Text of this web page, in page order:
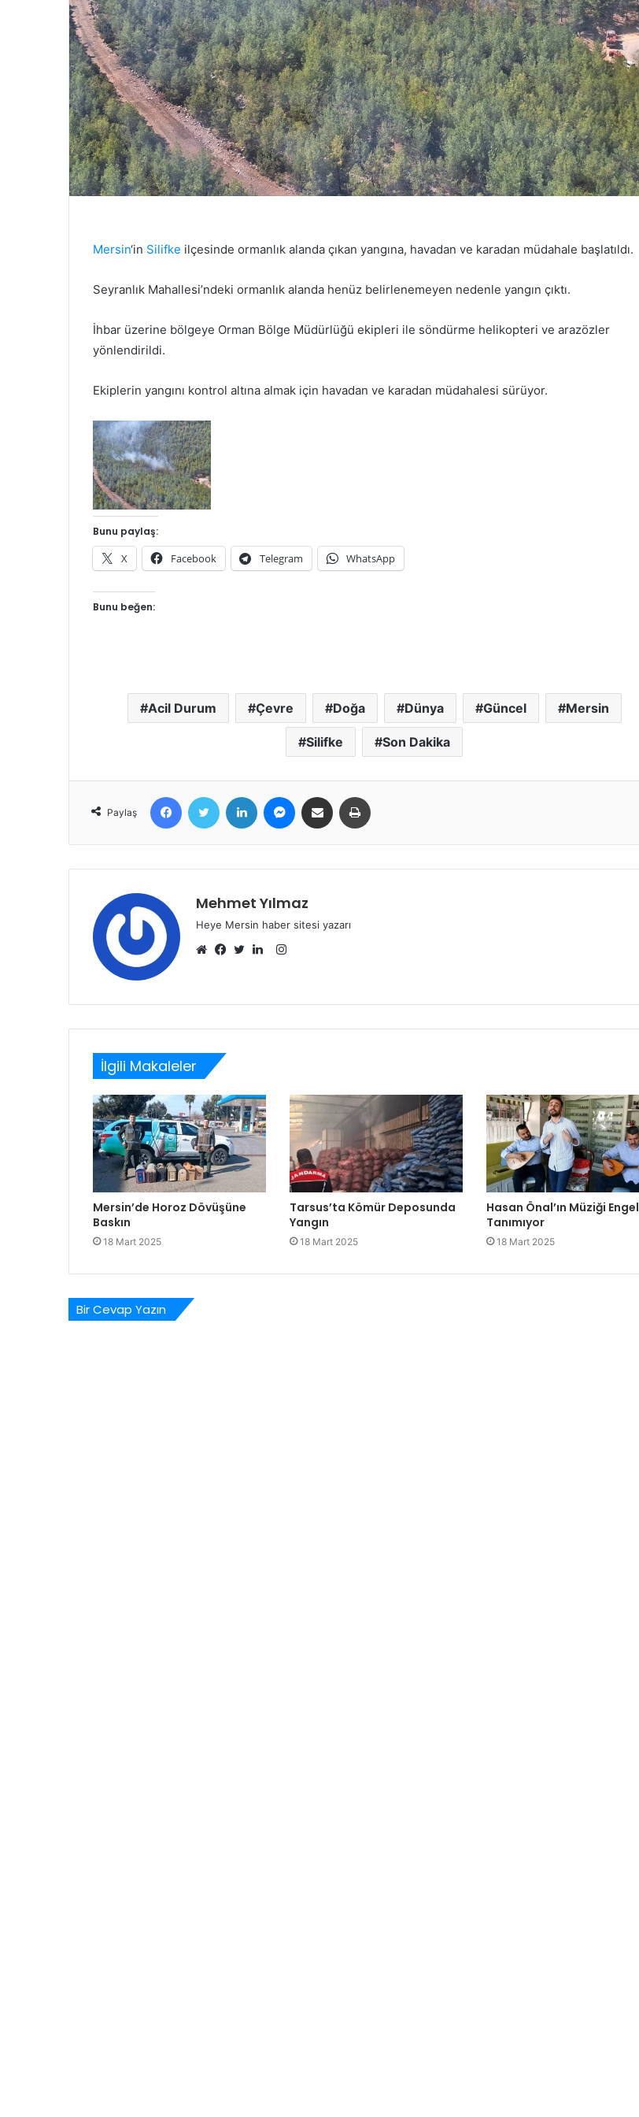
Mersin‘in Silifke ilçesinde ormanlık alanda çıkan yangına, havadan ve karadan müdahale başlatıldı.
Seyranlık Mahallesi’ndeki ormanlık alanda henüz belirlenemeyen nedenle yangın çıktı.
İhbar üzerine bölgeye Orman Bölge Müdürlüğü ekipleri ile söndürme helikopteri ve arazözler
yönlendirildi.
Ekiplerin yangını kontrol altına almak için havadan ve karadan müdahalesi sürüyor.
Bunu paylaş:
X Facebook Telegram WhatsApp
Bunu beğen:
Acil Durum Çevre Doğa Dünya Güncel Mersin
Silifke Son Dakika
Paylaş
FacebookTwitter LinkedIn MessengerE-Posta ile paylaş
Mehmet Yılmaz
Heye Mersin haber sitesi yazarı
Instagram
İlgili Makaleler
Mersin’de Horoz Dövüşüne
Baskın
18 Mart 2025
Tarsus’ta Kömür Deposunda
Yangın
18 Mart 2025
Hasan Önal’ın Müziği Engel
Tanımıyor
18 Mart 2025
Bir Cevap Yazın